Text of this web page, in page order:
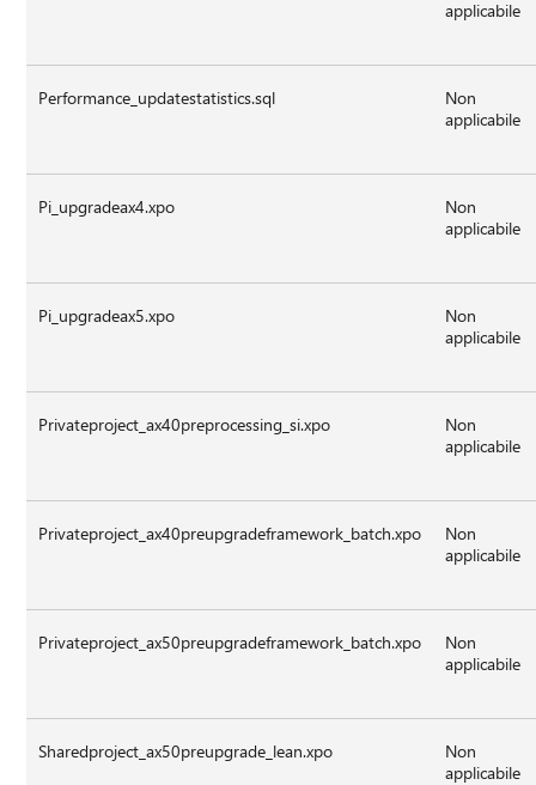
applicabile
Performance_updatestatistics.sql
Non
applicabile
Pi_upgradeax4.xpo
Non
applicabile
Pi_upgradeax5.xpo
Non
applicabile
Privateproject_ax40preprocessing_si.xpo
Non
applicabile
Privateproject_ax40preupgradeframework_batch.xpo
Non
applicabile
Privateproject_ax50preupgradeframework_batch.xpo
Non
applicabile
Sharedproject_ax50preupgrade_lean.xpo
Non
applicabile